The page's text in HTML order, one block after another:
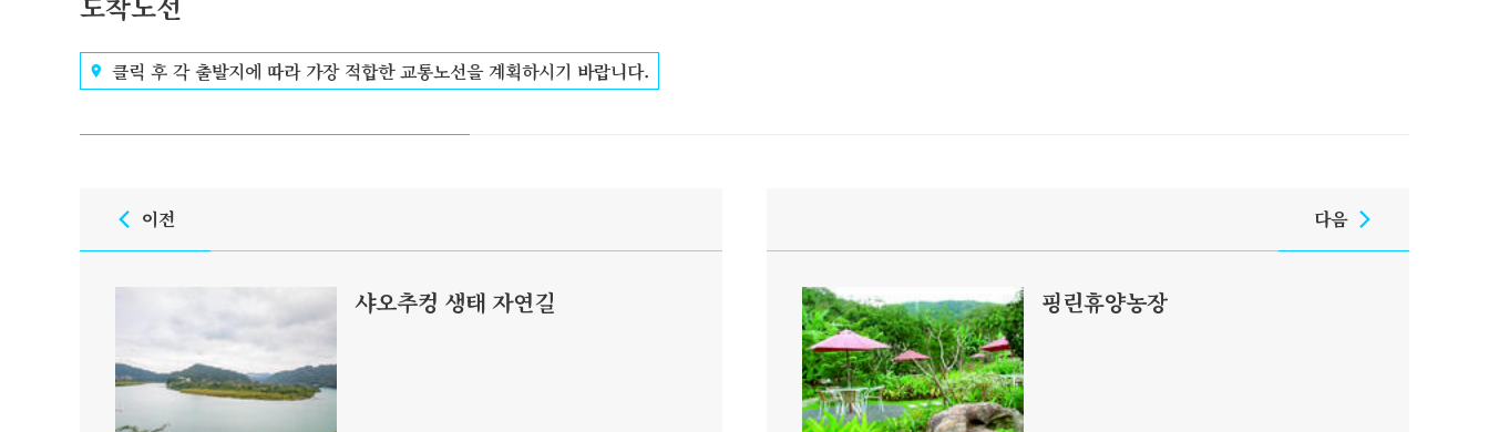
클릭 후 각 출발지에 따라 가장 적합한 교통노선을 계획하시기 바랍니다.
이전
샤오추컹 생태 자연길
다음
핑린휴양농장